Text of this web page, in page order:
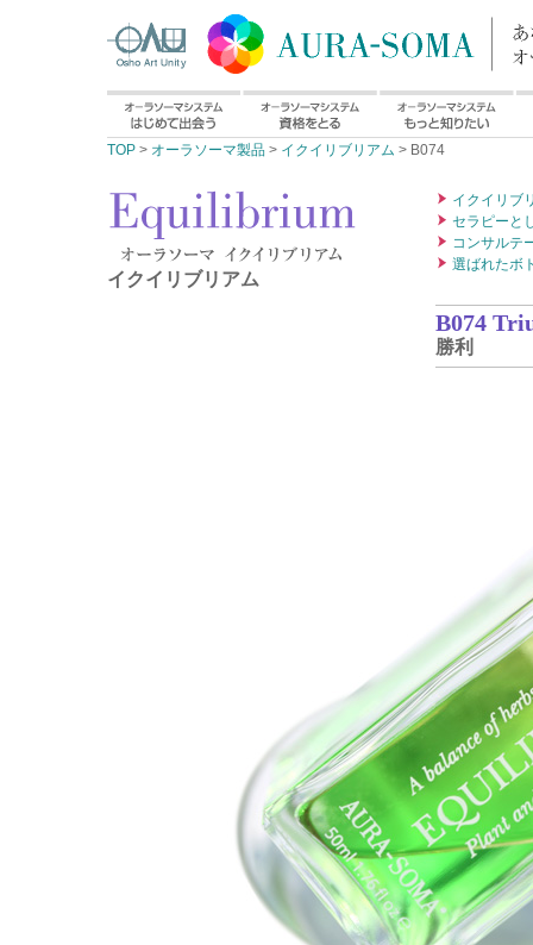
TOP > オーラソーマ製品 > イクイリブリアム > B074
イクイリブリアム
イクイリブ
セラピーと
コンサルテ
選ばれたボ
B074
勝利